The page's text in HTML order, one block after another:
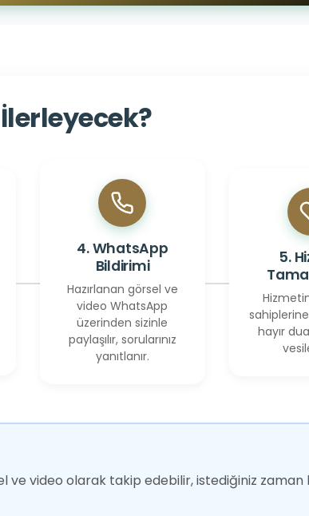
4. WhatsApp
Bildirimi
Hazırlanan görsel ve
video WhatsApp
üzerinden sizinle
paylaşılır, sorularınız
yanıtlanır.
5.
sahiplerine
hayır
ve video olarak takip edebilir, istediğiniz zaman